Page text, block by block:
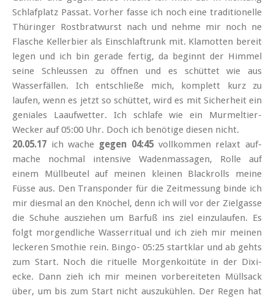
Schlafplatz Passat. Vorher fasse ich noch eine traditionelle
Thüringer Rostbratwurst nach und nehme mir noch ne
Flasche Kellerbier als Einschlaftrunk mit. Klamotten bereit
legen und ich bin gerade fertig, da beginnt der Himmel
seine Schleussen zu öffnen und es schüttet wie aus
Wasserfällen. Ich entschließe mich, komplett kurz zu
laufen, wenn es jetzt so schüttet, wird es mit Sicherheit ein
geniales Laaufwetter. Ich schlafe wie ein Murmeltier-
Wecker auf 05:00 Uhr. Doch ich benötige diesen nicht.
20.05.17 ich wache gegen 04:45vollkommen relaxt auf-
mache nochmal intensive Wadenmassagen, Rolle auf
einem Müllbeutel auf meinen kleinen Blackrolls meine
Füsse aus. Den Transponder für die Zeitmessung binde ich
mir diesmal an den Knöchel, denn ich will vor der Zielgasse
die Schuhe ausziehen um Barfuß ins ziel einzulaufen. Es
folgt morgendliche Wasserritual und ich zieh mir meinen
leckeren Smothie rein. Bingo- 05:25 startklar und ab gehts
zum Start. Noch die rituelle Morgenkoitüte in der Dixi-
ecke. Dann zieh ich mir meinen vorbereiteten Müllsack
über, um bis zum Start nicht auszukühlen. Der Regen hat